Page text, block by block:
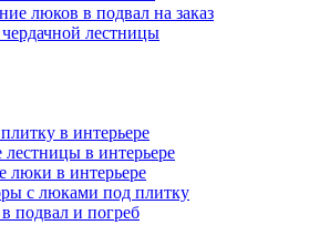
люков в подвал на заказ
лестницы
в интерьере
лестницы в интерьере
люки в интерьере
с люками под плитку
подвал и погреб